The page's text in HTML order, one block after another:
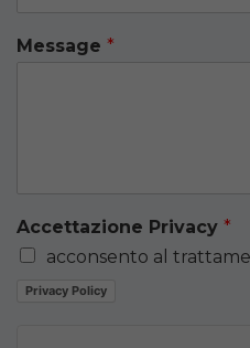
Message *
Accettazione Privacy *
acconsento al
Privacy Policy